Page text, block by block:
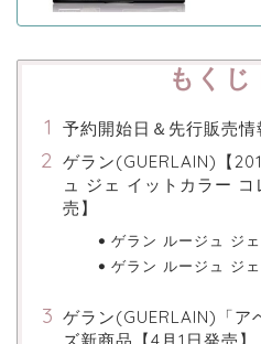
もくじ
予約開始日＆先行販売情
ゲラン(GUERLAIN)【
ュ ジェ イットカラー コ
売】
ゲラン ルージュ ジ
ゲラン ルージュ ジ
ゲラン(GUERLAIN)「ア